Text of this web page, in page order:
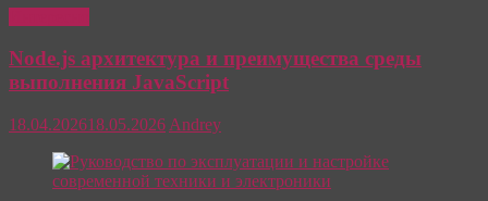
Node.js архитектура и преимущества среды
выполнения JavaScript
18.04.202618.05.2026 Andrey